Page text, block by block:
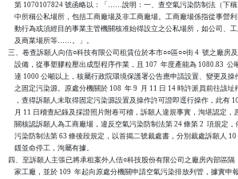
第 1070107824 號函略以：「……說明：一、查空氣污染防制法（下稱
中所稱公私場所，包括工商廠場及非工商廠場。工商廠場係指從事營
動行為或須經目的事業主管機關核准始得設立之公私場所，如公司、工
    及商業場所等……。」。
三、卷查訴願人向佶○科技有限公司租賃位於本市○○區○○街 4  號之廠房
設備，從事塑膠粒壓出成型程序作業，且 107  年度產能為 1080.83  公
達 1000 公噸以上，核屬行政院環境保護署公告應申請設置、變更及操
之固定污染源。原處分機關於 108  年 9  月 11 日 14 時許派員前往該址
，查得訴願人未取得固定污染源設置及操作許可證即逕行操作，此有
月 11 日稽查紀錄及採證照片附卷可稽，訴願人違規事實，洵堪認定，
關核認訴願人為工商廠場，違反空氣污染防制法第 24 條第 2  項規定
污染防制法第 63 條後段規定，以首揭二號裁處書，分別裁處訴願人 10
    鍰並命停工，洵屬有據。
四、至訴願人主張已將承租案外人佶○科技股份有限公司之廠房內部區隔
家工廠，並於 109  年起向原處分機關申請空氣污染排放列管，據實申